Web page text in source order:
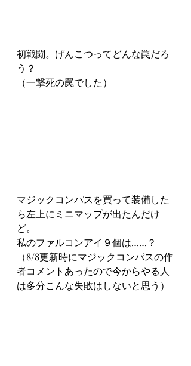
初戦闘。げんこつってどんな罠だろ
う？
（一撃死の罠でした）
マジックコンパスを買って装備した
ら左上にミニマップが出たんだけ
ど。
私のファルコンアイ９個は……？
（8/8更新時にマジックコンパスの作
者コメントあったので今からやる人
は多分こんな失敗はしないと思う）